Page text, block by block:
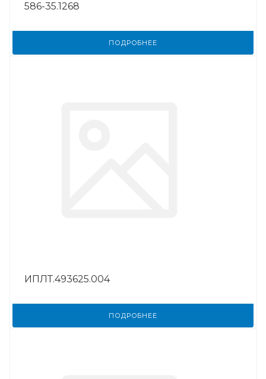
586-35.1268
ПОДРОБНЕЕ
ИПЛТ.493625.004
ПОДРОБНЕЕ